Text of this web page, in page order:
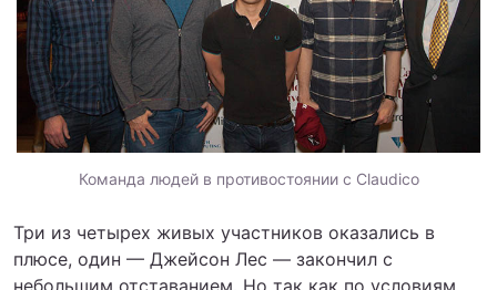
Команда людей в противостоянии с Claudico
Три из четырех живых участников оказались в
плюсе, один — Джейсон Лес — закончил с